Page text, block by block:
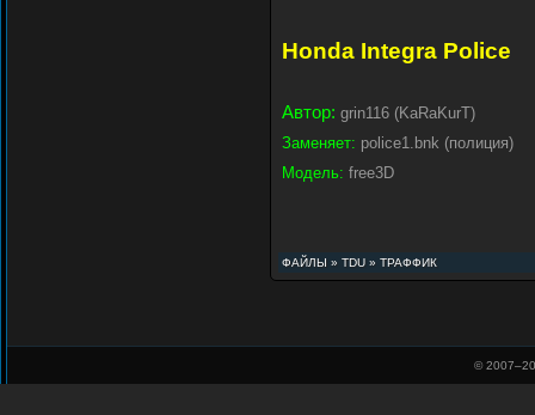
Honda Integra Police
Автор: grin116 (KaRaKurT)
Заменяет: police1.bnk (полиция)
Модель: free3D
ФАЙЛЫ » TDU » ТРАФФИК
© 2007–